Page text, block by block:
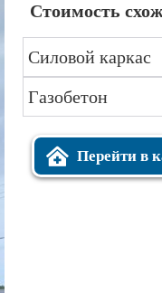
Стоимость
Силовой каркас
Газобетон
Перейти в